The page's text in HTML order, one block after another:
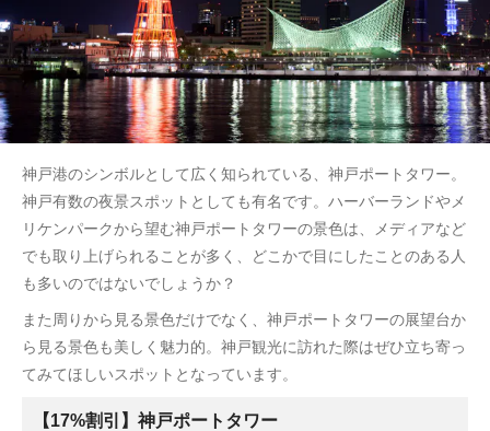
神戸港のシンボルとして広く知られている、神戸ポートタワー。
神戸有数の夜景スポットとしても有名です。ハーバーランドやメ
リケンパークから望む神戸ポートタワーの景色は、メディアなど
でも取り上げられることが多く、どこかで目にしたことのある人
も多いのではないでしょうか？
また周りから見る景色だけでなく、神戸ポートタワーの展望台か
ら見る景色も美しく魅力的。神戸観光に訪れた際はぜひ立ち寄っ
てみてほしいスポットとなっています。
【17%割引】神戸ポートタワー